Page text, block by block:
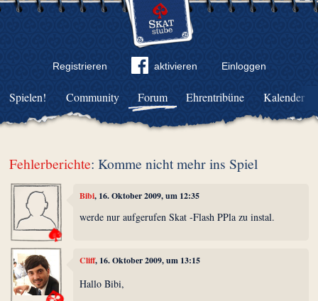
Registrieren aktivieren Einloggen
Community Forum Ehrentribüne Kalender
Spielen!
Fehlerberichte: Komme nicht mehr ins Spiel
Bibi, 16. Oktober 2009, um 12:35
werde nur aufgerufen Skat -Flash PPla zu instal.
Cliff, 16. Oktober 2009, um 13:15
Hallo Bibi,